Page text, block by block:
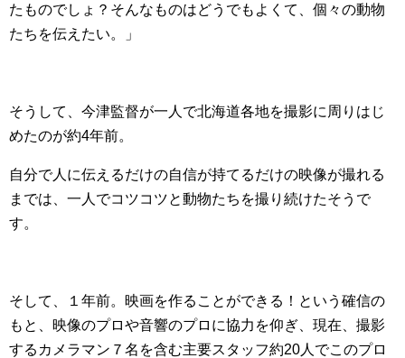
たものでしょ？そんなものはどうでもよくて、個々の動物
たちを伝えたい。」
そうして、今津監督が一人で北海道各地を撮影に周りはじ
めたのが約4年前。
自分で人に伝えるだけの自信が持てるだけの映像が撮れる
までは、一人でコツコツと動物たちを撮り続けたそうで
す。
そして、１年前。映画を作ることができる！という確信の
もと、映像のプロや音響のプロに協力を仰ぎ、現在、撮影
するカメラマン７名を含む主要スタッフ約20人でこのプロ